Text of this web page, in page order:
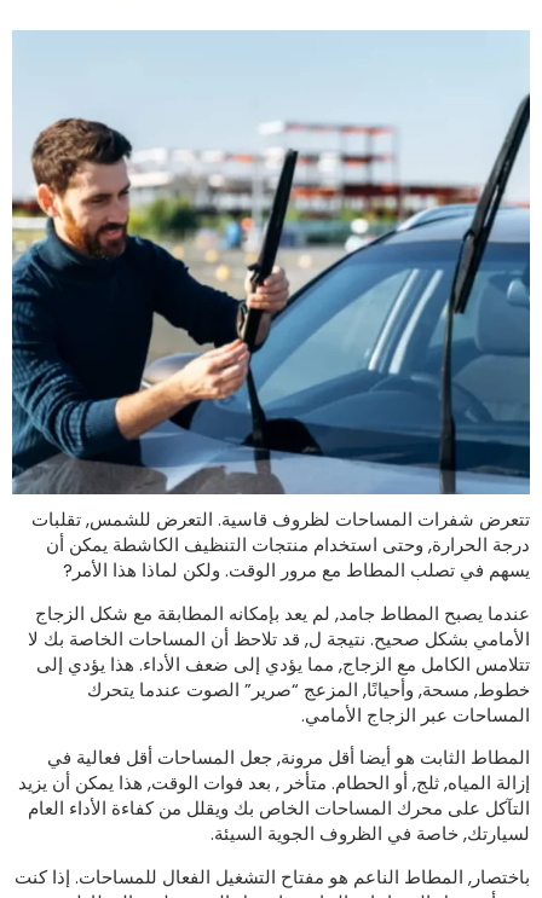
شفرات المساحات لظروف قاسية. التعرض للشمس, تقلبات
الحرارة, وحتى استخدام منتجات التنظيف الكاشطة يمكن أن
في تصلب المطاط مع مرور الوقت. ولكن لماذا هذا الأمر?
يصبح المطاط جامد, لم يعد بإمكانه المطابقة مع شكل الزجاج
بشكل صحيح. نتيجة ل, قد تلاحظ أن المساحات الخاصة بك لا
الكامل مع الزجاج, مما يؤدي إلى ضعف الأداء. هذا يؤدي إلى
مسحة, وأحيانًا, المزعج “صرير” الصوت عندما يتحرك
عبر الزجاج الأمامي.
الثابت هو أيضا أقل مرونة, جعل المساحات أقل فعالية في
المياه, ثلج, أو الحطام. متأخر , بعد فوات الوقت, هذا يمكن أن يزيد
على محرك المساحات الخاص بك ويقلل من كفاءة الأداء العام
خاصة في الظروف الجوية السيئة.
المطاط الناعم هو مفتاح التشغيل الفعال للمساحات. إذا كنت